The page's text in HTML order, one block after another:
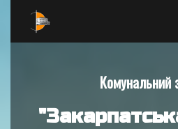
Комунальний